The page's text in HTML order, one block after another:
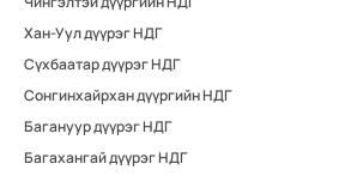
Хан-Уул дүүрэг НДГ
Сүхбаатар дүүрэг НДГ
Сонгинхайрхан дүүргийн НДГ
Багануур дүүрэг НДГ
Багахангай дүүрэг НДГ